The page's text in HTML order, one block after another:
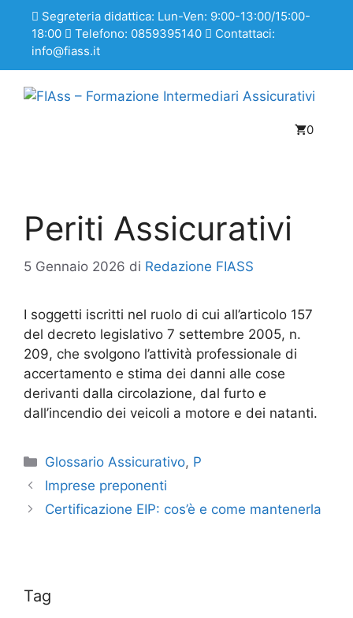
Segreteria didattica: Lun-Ven: 9:00-13:00/15:00-
18:00
Telefono: 0859395140
Contattaci:
info@fiass.it
0
Periti Assicurativi
5 Gennaio 2026 di Redazione FIASS
I soggetti iscritti nel ruolo di cui all’articolo 157
del decreto legislativo 7 settembre 2005, n.
209, che svolgono l’attività professionale di
accertamento e stima dei danni alle cose
derivanti dalla circolazione, dal furto e
dall’incendio dei veicoli a motore e dei natanti.
Glossario Assicurativo, P
Imprese preponenti
Certificazione EIP: cos’è e come mantenerla
Tag